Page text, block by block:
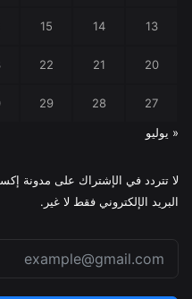
13
14
15
20
21
22
27
28
29
« يوليو
لا تتردد في الإشتراك على مدونة
البريد الإلكتروني فقط لا غير.